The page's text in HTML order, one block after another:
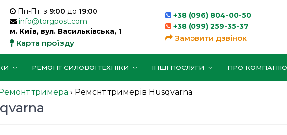
Пн-Пт: з 9:00 до 19:00
info@torgpost.com
м. Київ, вул. Васильківська, 1
Карта проїзду
+38 (096) 804-00-50
+38 (099) 259-35-37
Замовити дзвінок
РЕМОНТ СИЛОВОЇ ТЕХНІКИ ІНШІ ПОСЛУГИ ПРО КОМПАНІЮ
тримера › Ремонт тримерів Husqvarna